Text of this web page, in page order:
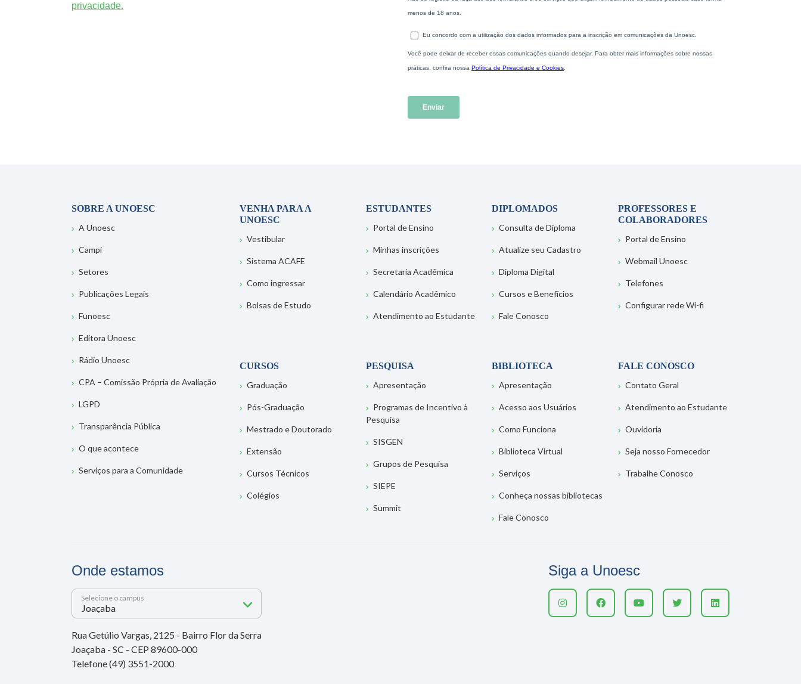
privacidade.
SOBRE A UNOESC
A Unoesc
Campi
Setores
Publicações Legais
Funoesc
Editora Unoesc
Rádio Unoesc
CPA – Comissão Própria de Avaliação
LGPD
Transparência Pública
O que acontece
Serviços para a Comunidade
VENHA PARA A
UNOESC
Vestibular
Sistema ACAFE
Como ingressar
Bolsas de Estudo
ESTUDANTES
Portal de Ensino
Minhas inscrições
Secretaria Acadêmica
Calendário Acadêmico
Atendimento ao Estudante
DIPLOMADOS
Consulta de Diploma
Atualize seu Cadastro
Diploma Digital
Cursos e Benefícios
Fale Conosco
PROFESSORES E
COLABORADORES
Portal de Ensino
Webmail Unoesc
Telefones
Configurar rede Wi-fi
CURSOS
Graduação
Pós-Graduação
Mestrado e Doutorado
Extensão
Cursos Técnicos
Colégios
PESQUISA
Apresentação
Programas de Incentivo à
Pesquisa
SISGEN
Grupos de Pesquisa
SIEPE
Summit
BIBLIOTECA
Apresentação
Acesso aos Usuários
Como Funciona
Biblioteca Virtual
Serviços
Conheça nossas bibliotecas
Fale Conosco
FALE CONOSCO
Contato Geral
Atendimento ao Estudante
Ouvidoria
Seja nosso Fornecedor
Trabalhe Conosco
Onde estamos
Selecione o campus
Rua Getúlio Vargas, 2125 - Bairro Flor da Serra
Joaçaba - SC - CEP 89600-000
Telefone (49) 3551-2000
Siga a Unoesc